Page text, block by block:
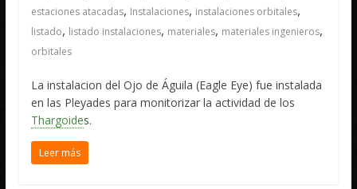
estaciones atacadas, Instalaciones, instalaciones orbitales,
listado, listado instalaciones, materiales, materiales ingenieros,
orbitales
La instalacion del Ojo de Águila (Eagle Eye) fue instalada
en las Pleyades para monitorizar la actividad de los
Thargoides.
Leer más